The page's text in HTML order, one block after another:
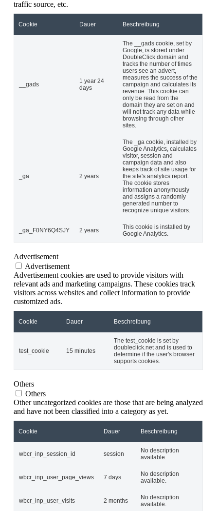
traffic source, etc.
Cookie Dauer Beschreibung
__gads
1 year 24
days
The __gads cookie, set by
Google, is stored under
DoubleClick domain and
tracks the number of times
users see an advert,
measures the success of the
campaign and calculates its
revenue. This cookie can
only be read from the
domain they are set on and
will not track any data while
browsing through other
sites.
_ga 2 years
The _ga cookie, installed by
Google Analytics, calculates
visitor, session and
campaign data and also
keeps track of site usage for
the site's analytics report.
The cookie stores
information anonymously
and assigns a randomly
generated number to
recognize unique visitors.
_ga_F0NY6Q4SJY 2 years
This cookie is installed by
Google Analytics.
Advertisement
Advertisement
Advertisement cookies are used to provide visitors with
relevant ads and marketing campaigns. These cookies track
visitors across websites and collect information to provide
customized ads.
Cookie Dauer Beschreibung
test_cookie 15 minutes
The test_cookie is set by
doubleclick.net and is used to
determine if the user's browser
supports cookies.
Others
Others
Other uncategorized cookies are those that are being analyzed
and have not been classified into a category as yet.
Cookie Dauer Beschreibung
wbcr_inp_session_id session
No description
available.
wbcr_inp_user_page_views 7 days
No description
available.
wbcr_inp_user_visits 2 months
No description
available.